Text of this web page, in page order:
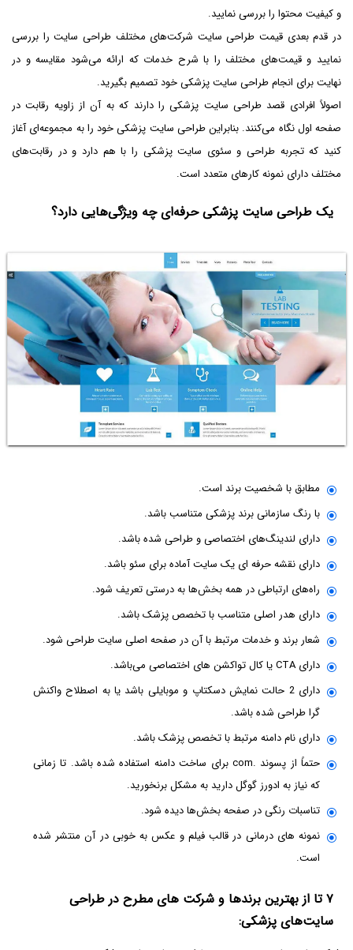
و کیفیت محتوا را بررسی نمایید.
در قدم بعدی قیمت طراحی سایت شرکت‌های مختلف طراحی سایت را بررسی
نمایید و قیمت‌های مختلف را با شرح خدمات که ارائه می‌شود مقایسه و در
نهایت برای انجام طراحی سایت پزشکی خود تصمیم بگیرید.
اصولاً افرادی قصد طراحی سایت پزشکی را دارند که به آن از زاویه رقابت در
صفحه اول نگاه می‌کنند. بنابراین طراحی سایت پزشکی خود را به مجموعه‌ای آغاز
کنید که تجربه طراحی و سئوی سایت پزشکی را با هم دارد و در رقابت‌های
مختلف دارای نمونه کارهای متعدد است.
یک طراحی سایت پزشکی حرفه‌ای چه ویژگی‌هایی دارد؟
مطابق با شخصیت برند است.
با رنگ سازمانی برند پزشکی متناسب باشد.
دارای لندینگ‌های اختصاصی و طراحی شده باشد.
دارای نقشه حرفه ای یک سایت آماده برای سئو باشد.
راه‌های ارتباطی در همه بخش‌ها به درستی تعریف شود.
دارای هدر اصلی متناسب با تخصص پزشک باشد.
شعار برند و خدمات مرتبط با آن در صفحه اصلی سایت طراحی شود.
دارای CTA یا کال تواکشن های اختصاصی می‌باشد.
دارای 2 حالت نمایش دسکتاپ و موبایلی باشد یا به اصطلاح واکنش
گرا طراحی شده باشد.
دارای نام دامنه مرتبط با تخصص پزشک باشد.
حتماً از پسوند .com برای ساخت دامنه استفاده شده باشد. تا زمانی
که نیاز به ادورز گوگل دارید به مشکل برنخورید.
تناسبات رنگی در صفحه بخش‌ها دیده شود.
نمونه های درمانی در قالب فیلم و عکس به خوبی در آن منتشر شده
است.
۷ تا از بهترین برندها و شرکت های مطرح در طراحی
سایت‌های پزشکی: